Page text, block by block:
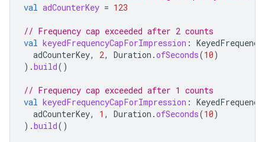
val adCounterKey = 123
// Frequency cap exceeded after 2 counts
val keyedFrequencyCapForImpression :
adCounterKey, 2, Duration .ofSeconds(10)
).build()
// Frequency cap exceeded after 1 counts
val keyedFrequencyCapForImpression :
adCounterKey, 1 , Duration .ofSeconds(10)
).build()